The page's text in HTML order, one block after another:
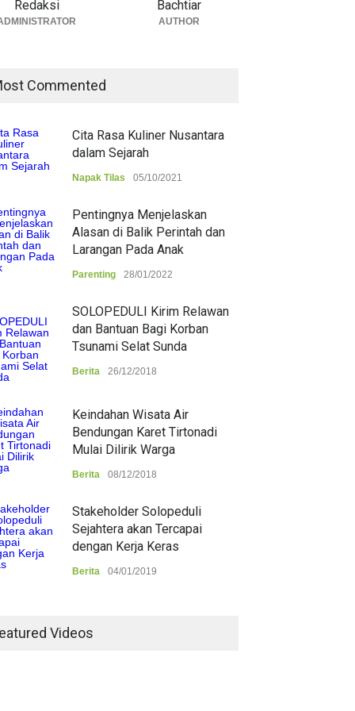
Redaksi Bachtiar
AUTHOR
Commented
Cita Rasa Kuliner Nusantara
dalam Sejarah
Napak Tilas 05/10/2021
Pentingnya Menjelaskan
Alasan di Balik Perintah dan
Larangan Pada Anak
Parenting 28/01/2022
SOLOPEDULI Kirim Relawan
dan Bantuan Bagi Korban
Tsunami Selat Sunda
Berita 26/12/2018
Keindahan Wisata Air
Bendungan Karet Tirtonadi
Mulai Dilirik Warga
Berita 08/12/2018
Stakeholder Solopeduli
Sejahtera akan Tercapai
dengan Kerja Keras
Berita 04/01/2019
Videos